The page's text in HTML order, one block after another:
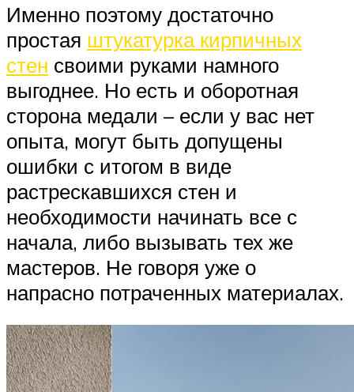
Именно поэтому достаточно
простая штукатурка кирпичных
стен своими руками намного
выгоднее. Но есть и оборотная
сторона медали – если у вас нет
опыта, могут быть допущены
ошибки с итогом в виде
растрескавшихся стен и
необходимости начинать все с
начала, либо вызывать тех же
мастеров. Не говоря уже о
напрасно потраченных материалах.